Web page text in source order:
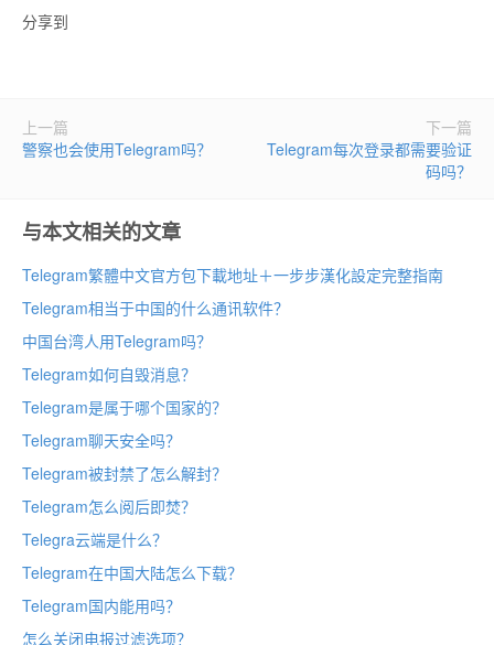
分享到
上一篇
警察也会使用Telegram吗？
下一篇
Telegram每次登录都需要验证
码吗？
与本文相关的文章
Telegram繁體中文官方包下載地址＋一步步漢化設定完整指南
Telegram相当于中国的什么通讯软件？
中国台湾人用Telegram吗？
Telegram如何自毁消息？
Telegram是属于哪个国家的？
Telegram聊天安全吗？
Telegram被封禁了怎么解封？
Telegram怎么阅后即焚？
Telegra云端是什么？
Telegram在中国大陆怎么下载？
Telegram国内能用吗？
怎么关闭电报过滤选项？